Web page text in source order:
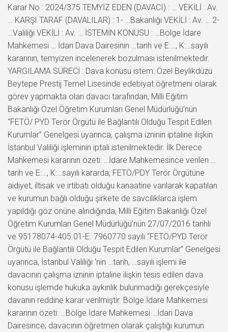
Karar No : 2024/375 TEMYİZ EDEN (DAVACI) : … VEKİLİ : Av.
… KARŞI TARAF (DAVALILAR) : 1- …Bakanlığı VEKİLİ : Av. … 2-
…Valiliği VEKİLİ : Av. … İSTEMİN KONUSU : …Bölge İdare
Mahkemesi … İdari Dava Dairesinin …tarih ve E:…, K:…sayılı
kararının, temyizen incelenerek bozulması istenilmektedir.
YARGILAMA SÜRECİ : Dava konusu istem: Özel Beylikdüzü
Beytepe Prestij Temel Lisesinde edebiyat öğretmeni olarak
görev yapmakta olan davacı tarafından, Milli Eğitim
Bakanlığı Özel Öğretim Kurumları Genel Müdürlüğü’nün
“FETÖ/ PYD Terör Örgütü ile Bağlantılı Olduğu Tespit Edilen
Kurumlar” Genelgesi uyarınca, çalışma izninin iptaline ilişkin
İstanbul Valiliği işleminin iptali istenilmektedir. İlk Derece
Mahkemesi kararının özeti: …İdare Mahkemesince verilen …
tarih ve E:…, K:…sayılı kararda; FETÖ/PDY Terör Örgütüne
aidiyet, iltisak ve irtibatı olduğu kanaatine varılarak kapatılan
ve kurumun bağlı olduğu şirkete de savcılıklarca işlem
yapıldığı göz önüne alındığında, Milli Eğitim Bakanlığı Özel
Öğretim Kurumları Genel Müdürlüğü’nün 27/07/2016 tarihli
ve 95178074-405.01-E. 7960770 sayılı “FETÖ/PYD Terör
Örgütü ile Bağlantılı Olduğu Tespit Edilen Kurumlar” Genelgesi
uyarınca, İstanbul Valiliği ‘nin …tarih, …sayılı işlemi ile
davacının çalışma izninin iptaline ilişkin tesis edilen dava
konusu işlemde hukuka aykırılık bulunmadığı gerekçesiyle
davanın reddine karar verilmiştir. Bölge İdare Mahkemesi
kararının özeti: …Bölge İdare Mahkemesi …İdari Dava
Dairesince; davacının öğretmen olarak çalıştığı kurumun